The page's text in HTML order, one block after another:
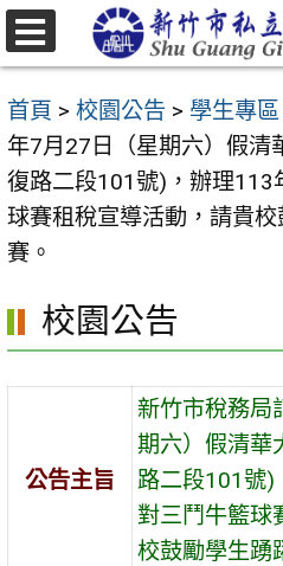
跳
至
要
內
容
區
首頁 > 校園公告 > 學生專區
年7月27日（星期六）假清
復路二段101號)，辦理113
球賽租稅宣導活動，請貴
賽。
校園公告
公告主旨
新竹市稅務局
期六）假清華
路二段101號)
對三鬥牛籃球
校鼓勵學生踴
選
單